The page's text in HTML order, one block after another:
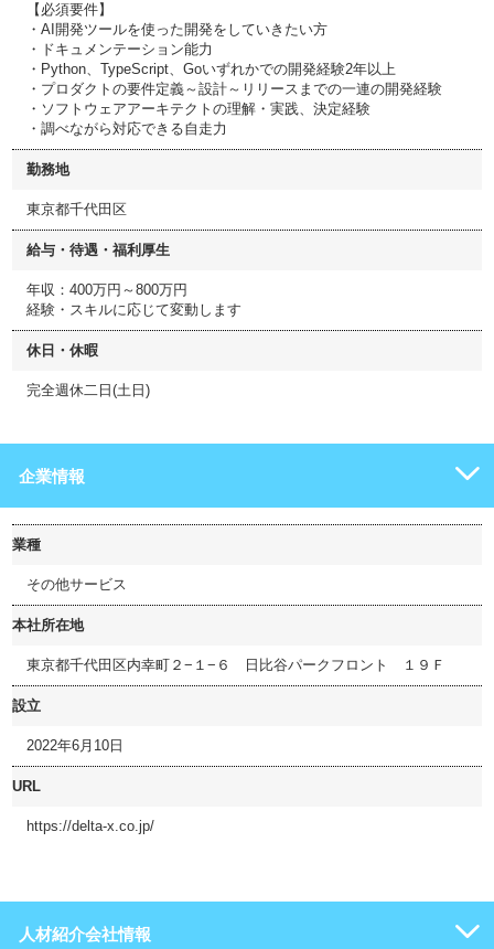
【必須要件】
・AI開発ツールを使った開発をしていきたい方
・ドキュメンテーション能力
・Python、TypeScript、Goいずれかでの開発経験2年以上
・プロダクトの要件定義～設計～リリースまでの一連の開発経験
・ソフトウェアアーキテクトの理解・実践、決定経験
・調べながら対応できる自走力
勤務地
東京都千代田区
給与・待遇・福利厚生
年収：400万円～800万円
経験・スキルに応じて変動します
休日・休暇
完全週休二日(土日)
企業情報
業種
その他サービス
本社所在地
東京都千代田区内幸町２−１−６ 日比谷パークフロント １９Ｆ
設立
2022年6月10日
URL
https://delta-x.co.jp/
人材紹介会社情報